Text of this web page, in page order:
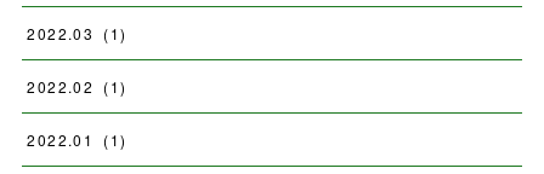
2022.03 (1)
2022.02 (1)
2022.01 (1)